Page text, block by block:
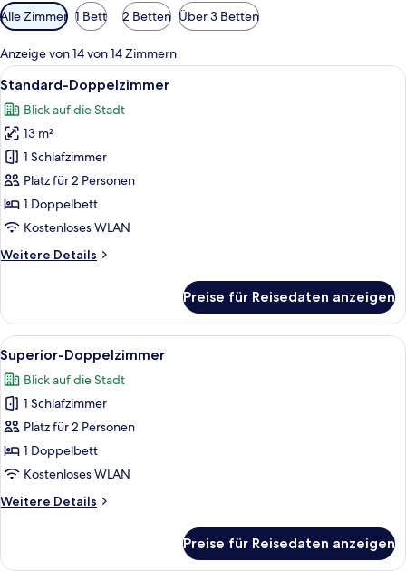
Verfügbare
Filter
für
Zimmer
Alle Zimmer 1 Bett 2 Betten Über 3 Betten
Anzeige von 14 von 14 Zimmern
Alle
Fotos
für
Standard-
Doppelzimmer
anzeigen
Ein Hotelzimmer mit einem Bett,
12
Standard-Doppelzimmer
Blick auf die Stadt
13 m²
1 Schlafzimmer
Platz für 2 Personen
1 Doppelbett
Kostenloses WLAN
Weitere Details
Weitere
Doppelzimmer
Preise für Reisedaten anzeigen
Alle
Fotos
für
Superior-
Doppelzimmer
anzeigen
Ein kleines Zimmer mit Bett,
10
Superior-Doppelzimmer
Blick auf die Stadt
1 Schlafzimmer
Platz für 2 Personen
1 Doppelbett
Kostenloses WLAN
Weitere Details
Weitere
Doppelzimmer
Preise für Reisedaten anzeigen